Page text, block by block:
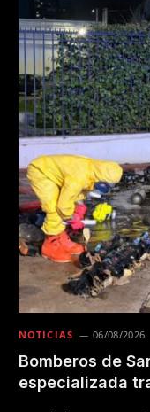
NOTICIAS 06/08/2026
Bomberos de
especializada